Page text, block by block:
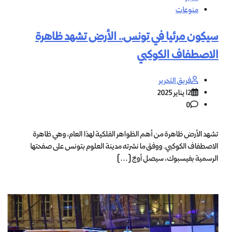
منوعات
سيكون مرئيا في تونس.. الأرض تشهد ظاهرة
الاصطفاف الكوكبي
فريق التحرير
12 يناير 2025
0
تشهد الأرض ظاهرة من أهم الظواهر الفلكية لهذا العام، وهي ظاهرة
الاصطفاف الكوكبي. ووفق ما نشرته مدينة العلوم بتونس على صفحتها
الرسمية بفيسبوك، سيصل أوجّ […]